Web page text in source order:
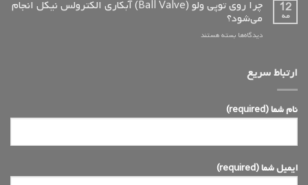
فرآیندها،
استانداردها
روش‌های
(Plasma
Coatings)
12
مه
چرا روی توپی‌ ولو (Ball Valve) آبکاری الکترولس نیکل انجام
می‌شود؟
دیدگاه‌ها برای
آبکاری
می‌شود؟
بسته هستند
ارتباط سریع
نام شما (required)
ایمیل شما (required)